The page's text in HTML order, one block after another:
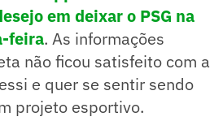
em deixar o PSG na
feira. As informações
não ficou satisfeito com a
e quer se sentir sendo
projeto esportivo.